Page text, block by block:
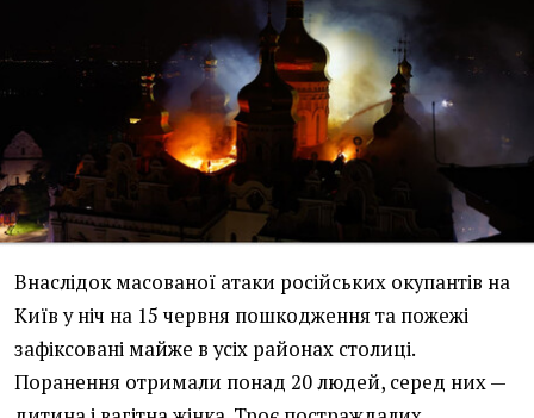
Внаслідок масованої атаки російських окупантів на
Київ у ніч на 15 червня пошкодження та пожежі
зафіксовані майже в усіх районах столиці.
Поранення отримали понад 20 людей, серед них —